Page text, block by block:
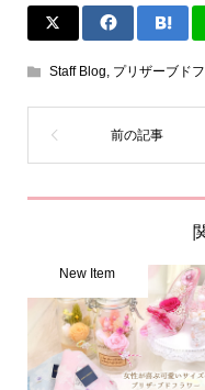
Staff Blog プリザーブド
New Item